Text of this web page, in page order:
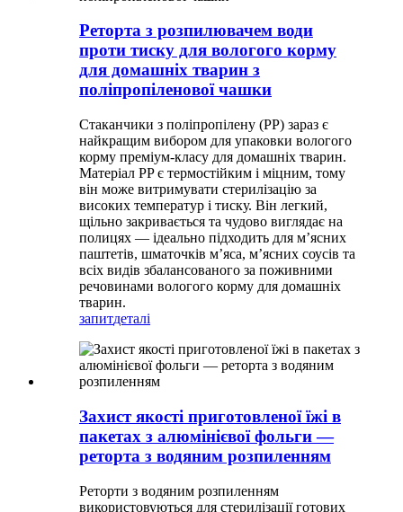
Реторта з розпилювачем води
проти тиску для вологого корму
для домашніх тварин з
поліпропіленової чашки
Стаканчики з поліпропілену (PP) зараз є
найкращим вибором для упаковки вологого
корму преміум-класу для домашніх тварин.
Матеріал PP є термостійким і міцним, тому
він може витримувати стерилізацію за
високих температур і тиску. Він легкий,
щільно закривається та чудово виглядає на
полицях — ідеально підходить для м’ясних
паштетів, шматочків м’яса, м’ясних соусів та
всіх видів збалансованого за поживними
речовинами вологого корму для домашніх
тварин.
запитдеталі
Захист якості приготовленої їжі в
пакетах з алюмінієвої фольги —
реторта з водяним розпиленням
Реторти з водяним розпиленням
використовуються для стерилізації готових